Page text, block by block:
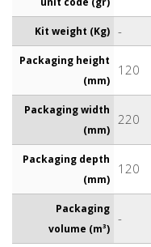
Kit weight (Kg) -
Packaging height
(mm)
120
Packaging width
(mm)
220
Packaging depth
(mm)
120
Packaging
volume (m³)
-